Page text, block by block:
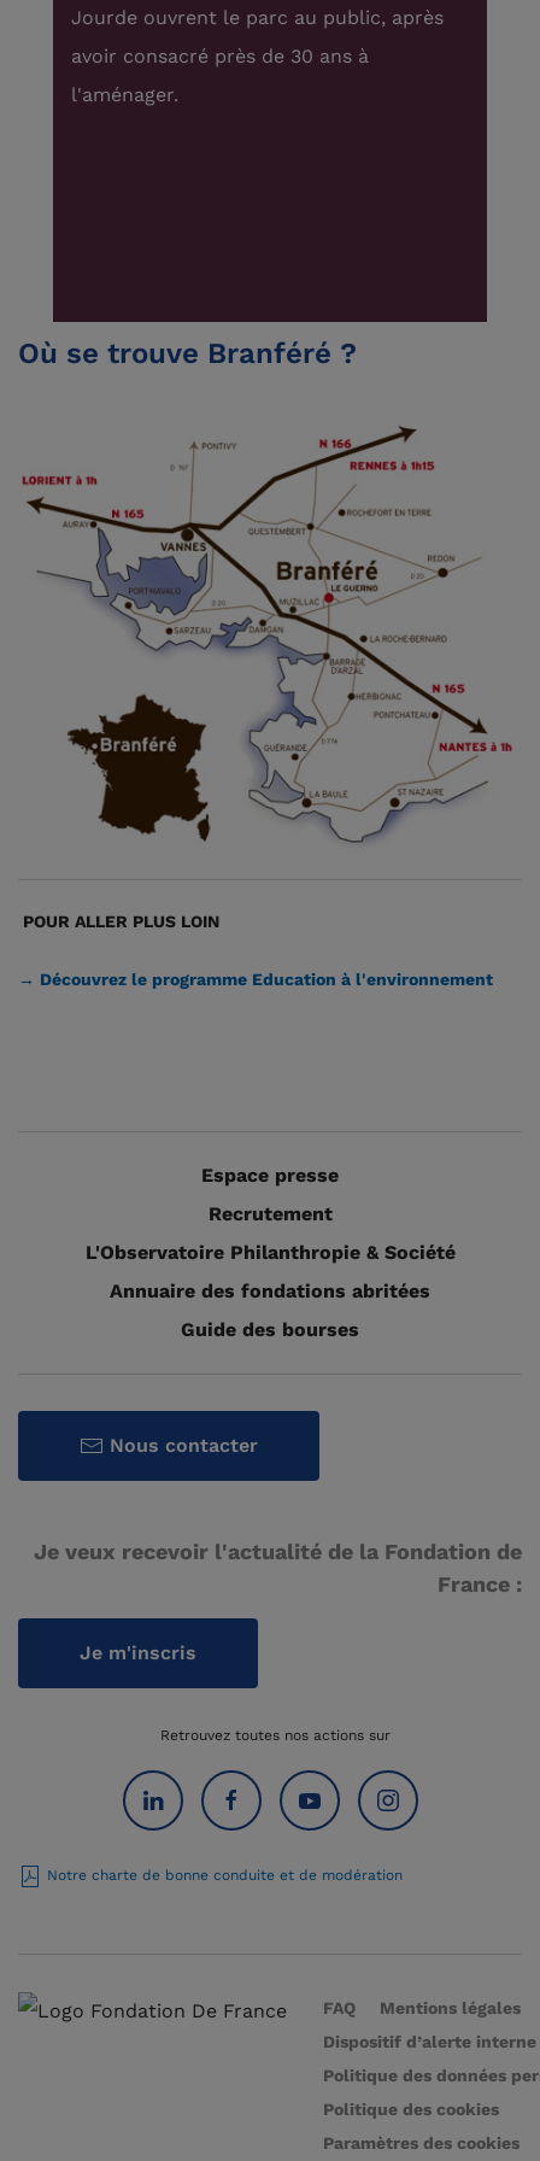
Où se trouve Branféré ?
POUR ALLER PLUS LOIN
→ Découvrez le programme Education à l'environnement
Espace presse
Recrutement
L'Observatoire Philanthropie & Société
Annuaire des fondations abritées
Guide des bourses
Nous contacter
Je veux recevoir l'actualité de la Fondation de
France :
Je m'inscris
Retrouvez toutes nos actions sur
Notre charte de bonne conduite et de modération
FAQ
Mentions légales
Dispositif d’alerte interne
Politique des données
Politique des cookies
Paramètres des cookies